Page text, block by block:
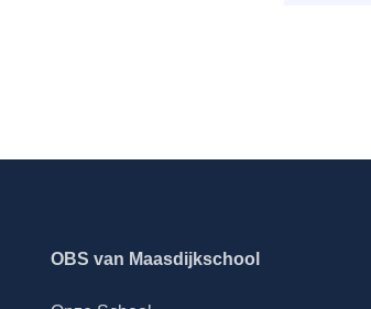
OBS van Maasdijkschool